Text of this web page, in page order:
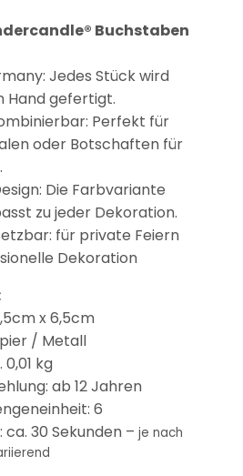
Buchstaben
Jedes Stück wird
Hand gefertigt.
Perfekt für
oder Botschaften für
Die Farbvariante
zu jeder Dekoration.
für private Feiern
Dekoration
x 6,5cm
/ Metall
kg
ab 12 Jahren
6
30 Sekunden – je nach